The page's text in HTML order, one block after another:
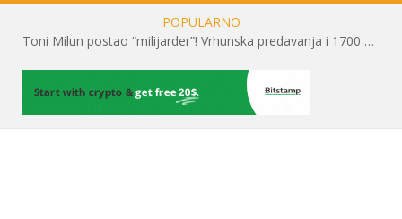
POPULARNO
Toni Milun postao “milijarder”! Vrhunska predavanja i 1700 posjetitelja obilježili su mjesec financijske pismenosti